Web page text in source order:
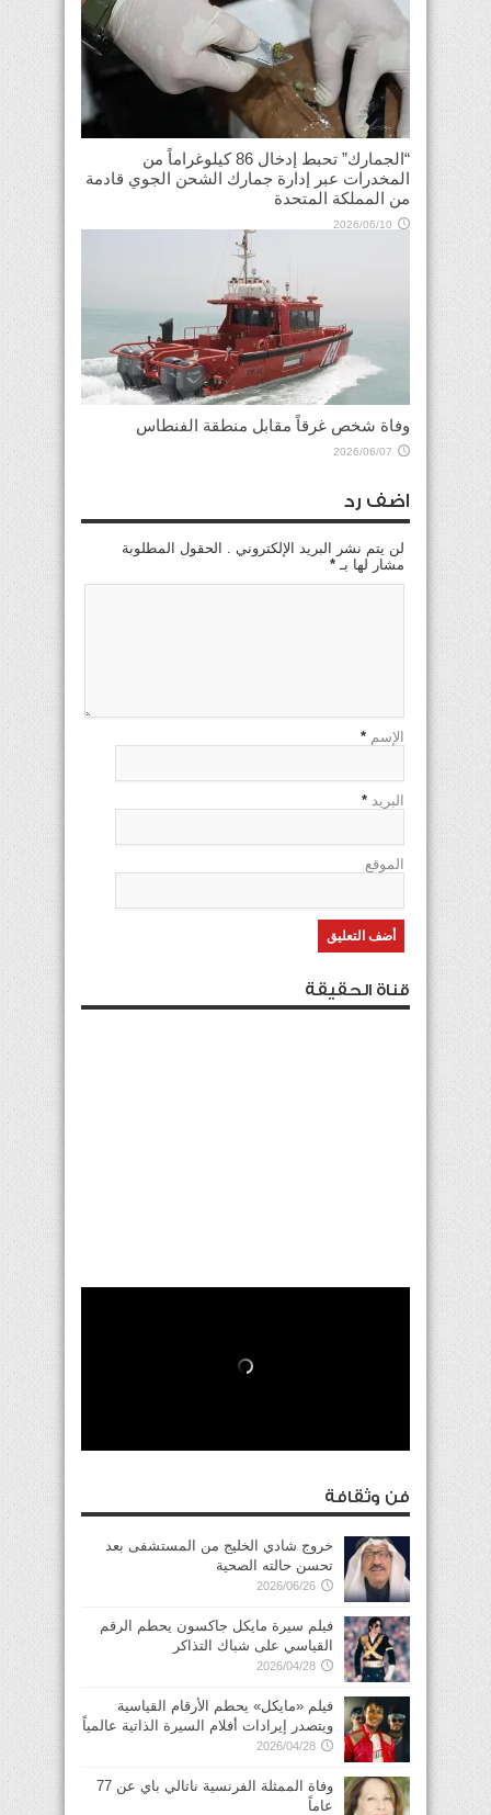
“الجمارك” تحبط إدخال 86 كيلوغراماً من
المخدرات عبر إدارة جمارك الشحن الجوي قادمة
من المملكة المتحدة
2026/06/10
وفاة شخص غرقاً مقابل منطقة الفنطاس
2026/06/07
اضف رد
لن يتم نشر البريد الإلكتروني . الحقول المطلوبة
مشار لها بـ *
الإسم *
البريد *
الموقع
قناة الحقيقة
فن وثقافة
خروج شادي الخليج من المستشفى بعد
تحسن حالته الصحية
2026/06/26
فيلم سيرة مايكل جاكسون يحطم الرقم
القياسي على شباك التذاكر
2026/04/28
فيلم «مايكل» يحطم الأرقام القياسية
ويتصدر إيرادات أفلام السيرة الذاتية عالمياً
2026/04/28
وفاة الممثلة الفرنسية ناتالي باي عن 77
عاماً